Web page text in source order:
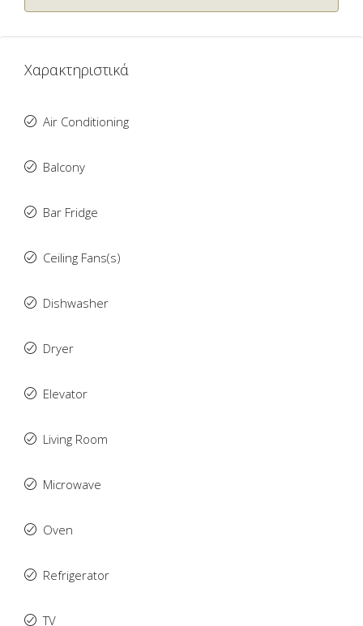
Χαρακτηριστικά
Air Conditioning
Balcony
Bar Fridge
Ceiling Fans(s)
Dishwasher
Dryer
Elevator
Living Room
Microwave
Oven
Refrigerator
TV